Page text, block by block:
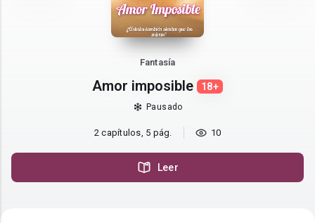
Fantasía
Amor imposible 18+
Pausado
2 capítulos, 5 pág. 10
Leer